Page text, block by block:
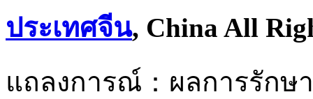
ประเทศจีน, China All
แถลงการณ์：ผลการรักษ